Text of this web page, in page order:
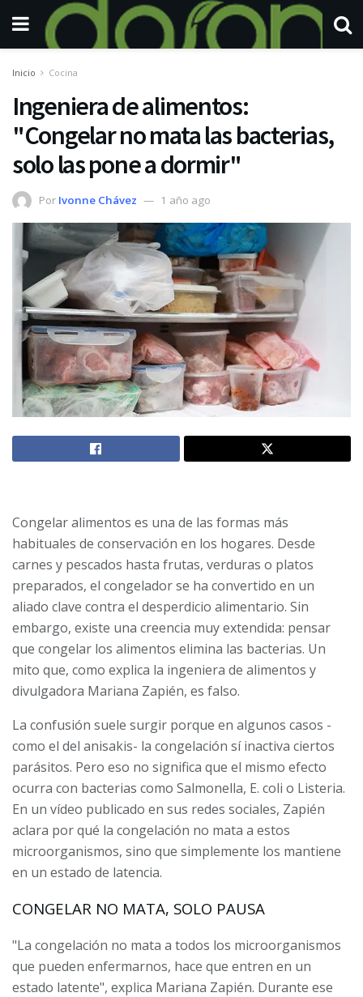
Inicio Cocina
Ingeniera de alimentos:
"Congelar no mata las bacterias,
solo las pone a dormir"
Por Ivonne Chávez 1 año ago
Congelar alimentos es una de las formas más
habituales de conservación en los hogares. Desde
carnes y pescados hasta frutas, verduras o platos
preparados, el congelador se ha convertido en un
aliado clave contra el desperdicio alimentario. Sin
embargo, existe una creencia muy extendida: pensar
que congelar los alimentos elimina las bacterias. Un
mito que, como explica la ingeniera de alimentos y
divulgadora Mariana Zapién, es falso.
La confusión suele surgir porque en algunos casos -
como el del anisakis- la congelación sí inactiva ciertos
parásitos. Pero eso no significa que el mismo efecto
ocurra con bacterias como Salmonella, E. coli o Listeria.
En un vídeo publicado en sus redes sociales, Zapién
aclara por qué la congelación no mata a estos
microorganismos, sino que simplemente los mantiene
en un estado de latencia.
CONGELAR NO MATA, SOLO PAUSA
"La congelación no mata a todos los microorganismos
que pueden enfermarnos, hace que entren en un
estado latente", explica Mariana Zapién. Durante ese